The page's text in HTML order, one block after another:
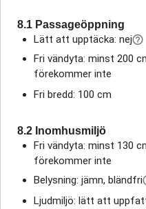
8.1 Passageöppning
Lätt att upptäcka: nej
Fri vändyta: minst 200
förekommer inte
Fri bredd: 100 cm
8.2 Inomhusmiljö
Fri vändyta: minst 130
förekommer inte
Belysning: jämn, bländfri
Ljudmiljö: lätt att